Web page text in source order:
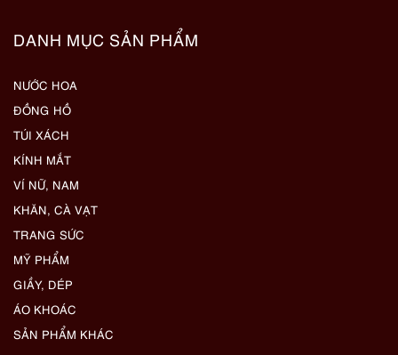
DANH MỤC SẢN PHẨM
NƯỚC HOA
ĐỒNG HỒ
TÚI XÁCH
KÍNH MẮT
VÍ NỮ, NAM
KHĂN, CÀ VẠT
TRANG SỨC
MỸ PHẨM
GIẦY, DÉP
ÁO KHOÁC
SẢN PHẨM KHÁC